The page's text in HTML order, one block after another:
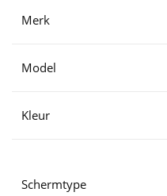
Merk
Model
Kleur
Schermtype